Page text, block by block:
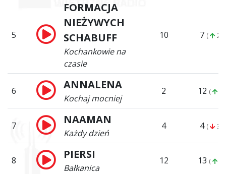
5
FORMACJA
NIEŻYWYCH
SCHABUFF
Kochankowie na
czasie
10 7 ( 2)
6 ANNALENA
Kochaj mocniej
2 12 (
7 NAAMAN
Każdy dzień
4 4 ( 3)
8 PIERSI
Bałkanica
12 13 (